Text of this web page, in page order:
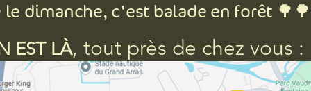
le dimanche, c'est balade en forêt
EST LÀ, tout près de chez vous :